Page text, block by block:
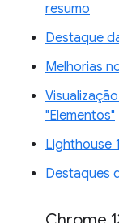
resumo
Destaque
Melhorias
"Elementos"
Lighthouse
Destaques